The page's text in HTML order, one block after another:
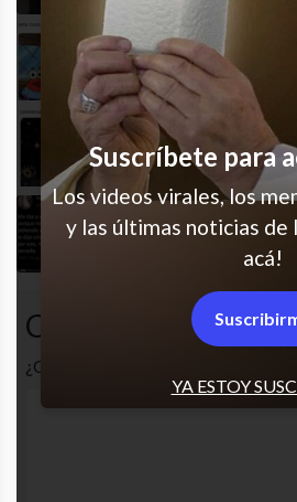
Jaja qué desastre
Jajaja sí soy
Tremendo
Comentarios
¿Cuál es tu opinión? Comenta!
YA ESTOY
Suscríbete para
Los videos virales, los
y las últimas noticias de
acá!